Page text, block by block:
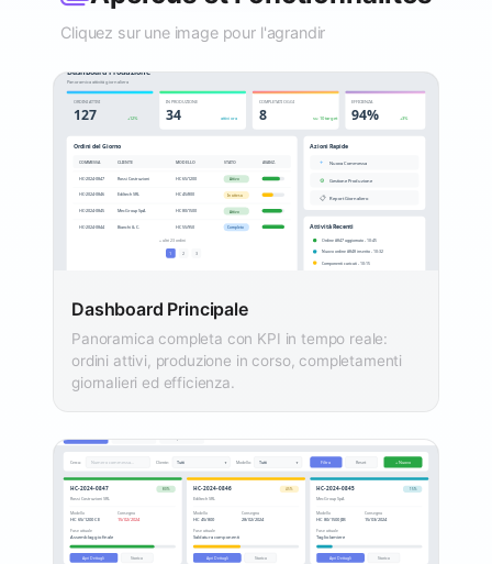
Cliquez sur une image pour l'agrandir
Dashboard Principale
Panoramica completa con KPI in tempo reale:
ordini attivi, produzione in corso, completamenti
giornalieri ed efficienza.